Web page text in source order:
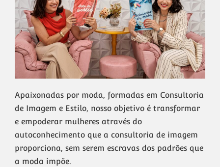
Apaixonadas por moda, formadas em Consultoria
de Imagem e Estilo, nosso objetivo é transformar
e empoderar mulheres através do
autoconhecimento que a consultoria de imagem
proporciona, sem serem escravas dos padrões que
a moda impõe.